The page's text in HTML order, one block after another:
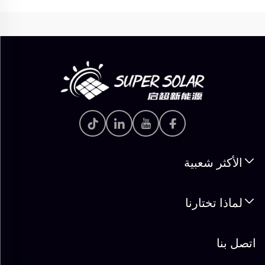
الأكثر شعبية
لماذا تختارنا
اتصل بنا